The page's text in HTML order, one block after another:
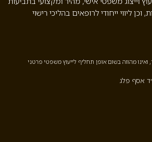
וכן ליווי ייחודי לרופאים בהליכי רישוי
מהווה בשום אופן תחליף לייעוץ משפטי פרטני